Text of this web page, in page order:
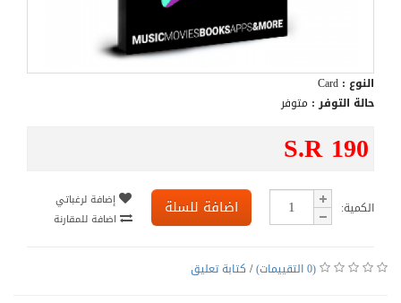
النوع :
حالة التوفر : متوفر
S.R 190
الكمية: اضافة للسلة
إضافة لرغباتي
اضافة للمقارنة
(0 التقييمات) / كتابة تعليق